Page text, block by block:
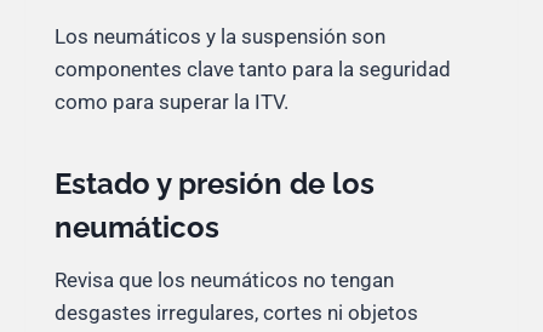
Los neumáticos y la suspensión son
componentes clave tanto para la seguridad
como para superar la ITV.
Estado y presión de los
neumáticos
Revisa que los neumáticos no tengan
desgastes irregulares, cortes ni objetos